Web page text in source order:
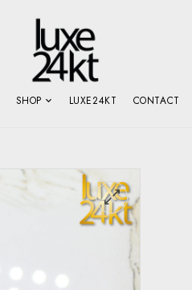
SHOP LUXE24KT CONTACT